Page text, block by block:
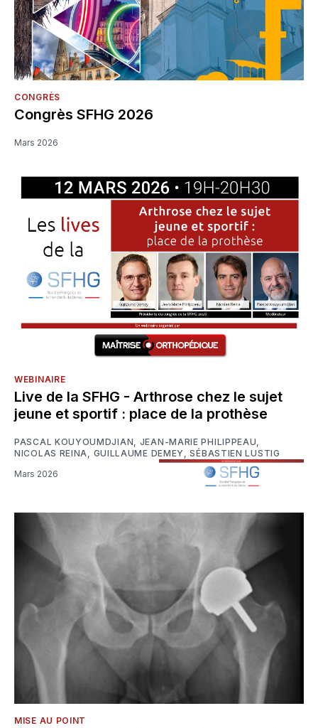
CONGRÈS
Congrès SFHG 2026
Mars 2026
WEBINAIRE
Live de la SFHG - Arthrose chez le sujet
jeune et sportif : place de la prothèse
PASCAL KOUYOUMDJIAN JEAN-MARIE PHILIPPEAU
NICOLAS REINA
GUILLAUME DEMEY ,SÉBASTIEN LUSTIG
Mars 2026
MISE AU POINT